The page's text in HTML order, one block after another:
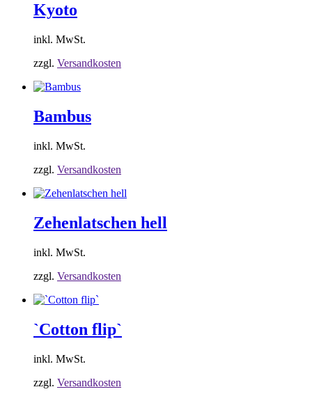
Kyoto
inkl. MwSt.
zzgl. Versandkosten
Bambus
inkl. MwSt.
zzgl. Versandkosten
Zehenlatschen hell
inkl. MwSt.
zzgl. Versandkosten
`Cotton flip`
inkl. MwSt.
zzgl. Versandkosten